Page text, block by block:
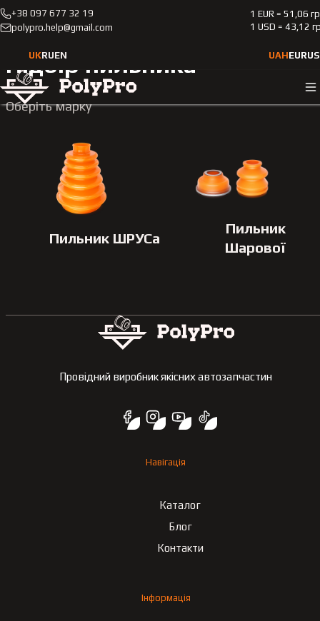
+38 097 677 32 19
polypro.help@gmail.com
1 EUR = 51,06
1 USD = 43,12
UKRUEN UAHEUR
Каталог Підбір пильника
Підбір пильника
Оберіть марку
Пильник ШРУСа
Пильник
Шарової
Провідний виробник якісних автозапчастин
Навігація
Каталог
Блог
Контакти
Інформація